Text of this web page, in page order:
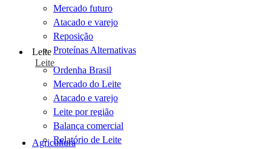
Mercado futuro
Atacado e varejo
Reposição
Proteínas Alternativas
Leite
Leite
Ordenha Brasil
Mercado do Leite
Atacado e varejo
Leite por região
Balança comercial
Relatório de Leite
Agricultura